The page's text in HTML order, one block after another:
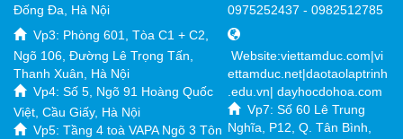
Đống Đa, Hà Nội
Vp3: Phòng 601, Tòa C1 + C2,
Ngõ 106, Đường Lê Trọng Tấn,
Thanh Xuân, Hà Nội
Vp4: Số 5, Ngõ 91 Hoàng Quốc
Việt, Cầu Giấy, Hà Nội
Vp5: Tầng 4 toà VAPA Ngõ 3 Tôn
0975252437 - 0982512785
Website:viettamduc.com|vi
ettamduc.net|daotaolaptrinh
.edu.vn| dayhocdohoa.com
Vp7: Số 60 Lê Trung
Nghĩa, P12, Q. Tân Bình,